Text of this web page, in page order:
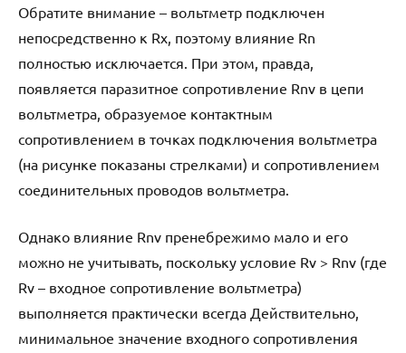
Обратите внимание – вольтметр подключен
непосредственно к Rx, поэтому влияние Rn
полностью исключается. При этом, правда,
появляется паразитное сопротивление Rnv в цепи
вольтметра, образуемое контактным
сопротивлением в точках подключения вольтметра
(на рисунке показаны стрелками) и сопротивлением
соединительных проводов вольтметра.
Однако влияние Rnv пренебрежимо мало и его
можно не учитывать, поскольку условие Rv > Rnv (где
Rv – входное сопротивление вольтметра)
выполняется практически всегда Действительно,
минимальное значение входного сопротивления